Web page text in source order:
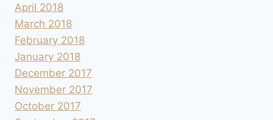
April 2018
March 2018
February 2018
January 2018
December 2017
November 2017
October 2017